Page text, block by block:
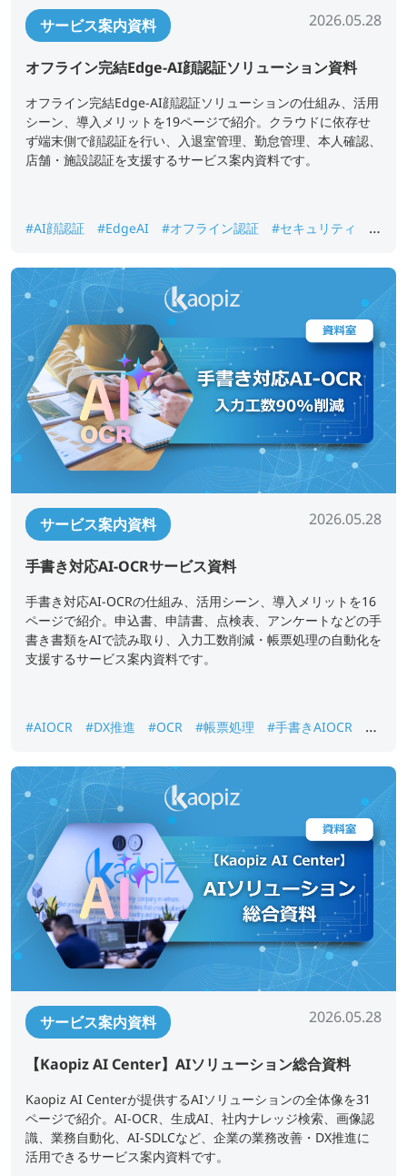
サービス案内資料 2026.05.28
オフライン完結Edge-AI顔認証ソリューション資料
オフライン完結Edge-AI顔認証ソリューションの仕組み、活用
シーン、導入メリットを19ページで紹介。クラウドに依存せ
ず端末側で顔認証を行い、入退室管理、勤怠管理、本人確認、
店舗・施設認証を支援するサービス案内資料です。
#AI顔認証 #EdgeAI #オフライン認証 #セキュリティ
#
サービス案内資料 2026.05.28
手書き対応AI-OCRサービス資料
手書き対応AI-OCRの仕組み、活用シーン、導入メリットを16
ページで紹介。申込書、申請書、点検表、アンケートなどの手
書き書類をAIで読み取り、入力工数削減・帳票処理の自動化を
支援するサービス案内資料です。
#AIOCR #DX推進 #OCR #帳票処理 #手書きAIOCR
#
サービス案内資料 2026.05.28
【Kaopiz AI Center】AIソリューション総合資料
Kaopiz AI Centerが提供するAIソリューションの全体像を31
ページで紹介。AI-OCR、生成AI、社内ナレッジ検索、画像認
識、業務自動化、AI-SDLCなど、企業の業務改善・DX推進に
活用できるサービス案内資料です。